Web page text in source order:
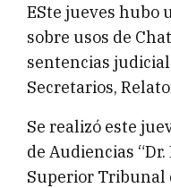
ESte jueves hubo
sobre usos de
sentencias
Secretarios,
Se realizó este
de Audiencias
Superior Tribunal